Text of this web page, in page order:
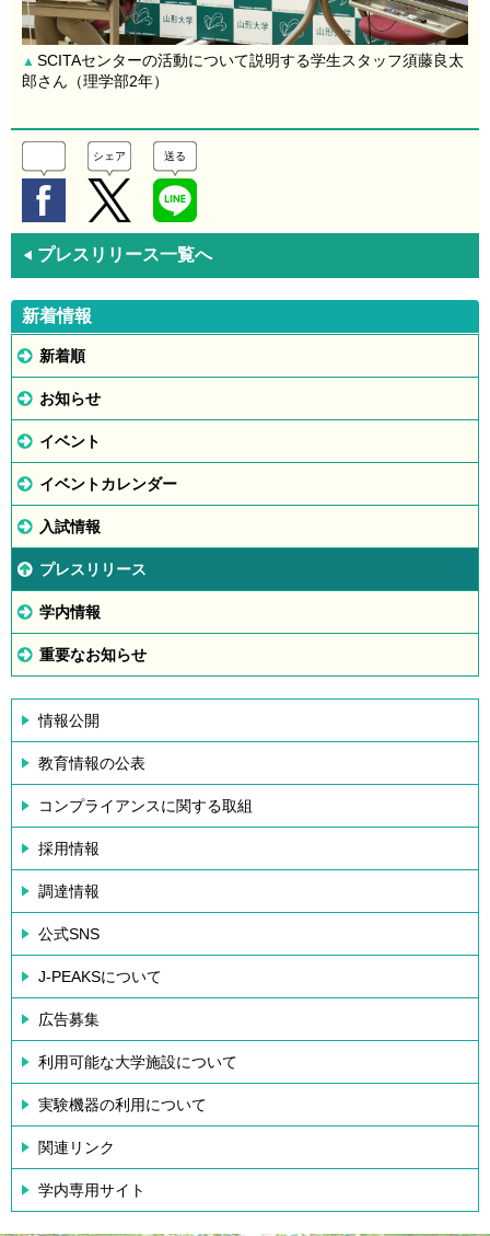
▲ SCITAセンターの活動について説明する学生スタッフ須藤良太
郎さん（理学部2年）
シェア 送る
◀ プレスリリース一覧へ
新着情報
新着順
お知らせ
イベント
イベントカレンダー
入試情報
プレスリリース
学内情報
重要なお知らせ
情報公開
教育情報の公表
コンプライアンスに関する取組
採用情報
調達情報
公式SNS
J-PEAKSについて
広告募集
利用可能な大学施設について
実験機器の利用について
関連リンク
学内専用サイト